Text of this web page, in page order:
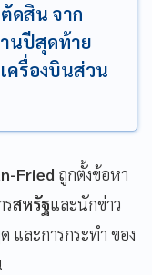
ดสิน จาก
านปีสุดท้าย
ครื่องบินส่วน
Fried ถูกตั้งข้อหา
สหรัฐและนักข่าว
และการกระทำ ของ